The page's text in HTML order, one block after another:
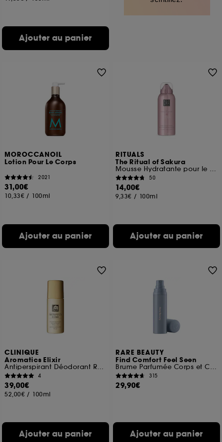
Ajouter au panier
MOROCCANOIL
Lotion Pour Le Corps
2021
31,00€
10,33€ / 100ml
Ajouter au panier
RITUALS
The Ritual of Sakura
Mousse Hydratante pour le Corps
50
14,00€
9,33€ / 100ml
Ajouter au panier
CLINIQUE
Aromatics Elixir
Antiperspirant Déodorant Roll-On
4
39,00€
52,00€ / 100ml
Ajouter au panier
RARE BEAUTY
Find Comfort Feel Seen
Brume Parfumée Corps et Cheveux
315
29,90€
Ajouter au panier